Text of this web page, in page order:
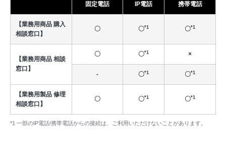
固定電話 IP電話 携帯電話
【業務用商品 購入
相談窓口】
〇 〇*1 〇*1
【業務用商品 相談
窓口】
〇 〇*1 ×
- 〇*1 〇*1
【業務用製品 修理
相談窓口】
〇 〇*1 〇*1
*1 一部のIP電話/携帯電話からの接続は、ご利用いただけないことがあります。